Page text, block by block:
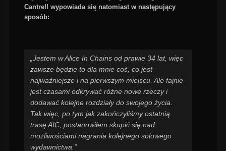
Cantrell wypowiada się natomiast w następujący
sposób:
„Jestem w Alice In Chains od prawie 34 lat, więc
zawsze będzie to dla mnie coś, co jest
najważniejsze i na pierwszym miejscu. Ale fajnie
jest czasami odkrywać różne nowe rzeczy i
dodawać kolejne rozdziały do swojego życia.
Tak więc, po tym jak zakończyliśmy ostatnią
trasę AIC, postanowiłem skupić się nad
możliwościami nagrania kolejnego solowego
wydawnictwa.”